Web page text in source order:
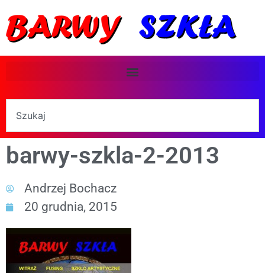
barwy-szkla-2-2013
Andrzej Bochacz
20 grudnia, 2015